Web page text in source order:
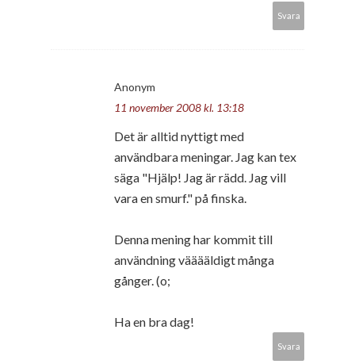
Svara
Anonym
11 november 2008 kl. 13:18
Det är alltid nyttigt med
användbara meningar. Jag kan tex
säga "Hjälp! Jag är rädd. Jag vill
vara en smurf." på finska.
Denna mening har kommit till
användning vääääldigt många
gånger. (o;
Ha en bra dag!
Svara